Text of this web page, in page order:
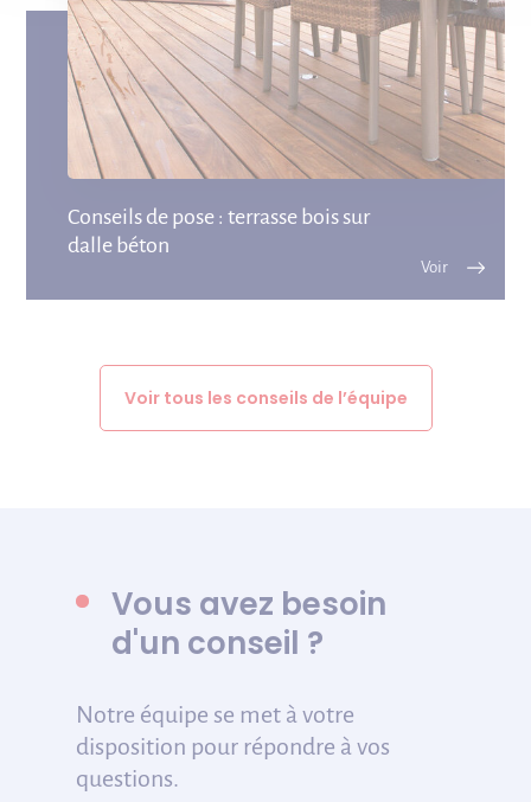
Conseils de pose : terrasse bois sur
dalle béton
Voir tous les conseils de l’équipe
Vous avez besoin
d'un conseil ?
Notre équipe se met à votre
disposition pour répondre à vos
questions.